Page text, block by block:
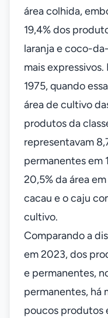
área colhida,
19,4% dos
laranja e coco-
mais
1975, quando
área de cultivo
produtos da
representavam
permanentes em
20,5% da área
cacau e o caju
cultivo.
Comparando a
em 2023, dos
e permanentes,
permanentes, há
poucos produtos